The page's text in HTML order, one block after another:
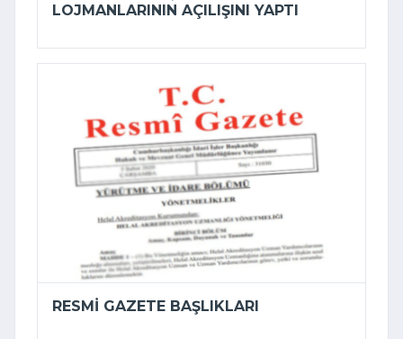
LOJMANLARININ AÇILIŞINI YAPTI
RESMI GAZETE BAŞLIKLARI